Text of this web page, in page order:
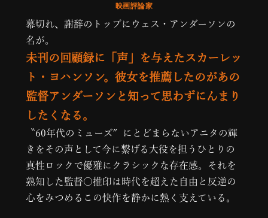
映画評論家
幕切れ、謝辞のトップにウェス・アンダーソンの
名が。
未刊の回顧録に「声」を与えたスカーレッ
ト・ヨハンソン。彼女を推薦したのがあの
監督アンダーソンと知って思わずにんまり
したくなる。
〝60年代のミューズ″にとどまらないアニタの輝
きをその声として今に繋げる大役を担うひとりの
真性ロックで優雅にクラシックな存在感。それを
熟知した監督○推印は時代を超えた自由と反逆の
心をみつめるこの快作を静かに熱く支えている。